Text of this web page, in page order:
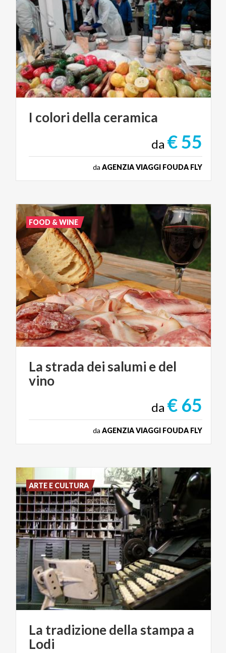
I colori della ceramica
da € 55
da AGENZIA VIAGGI FOUDA FLY
La strada dei salumi edel
vino
da € 65
da AGENZIA VIAGGI FOUDA FLY
FOOD & WINE
La tradizionedella stampa a
Lodi
ARTE E CULTURA